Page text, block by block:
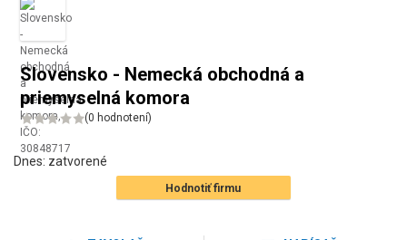
Slovensko - Nemecká obchodná a
priemyselná komora
(0 hodnotení)
Dnes: zatvorené
Hodnotiť firmu